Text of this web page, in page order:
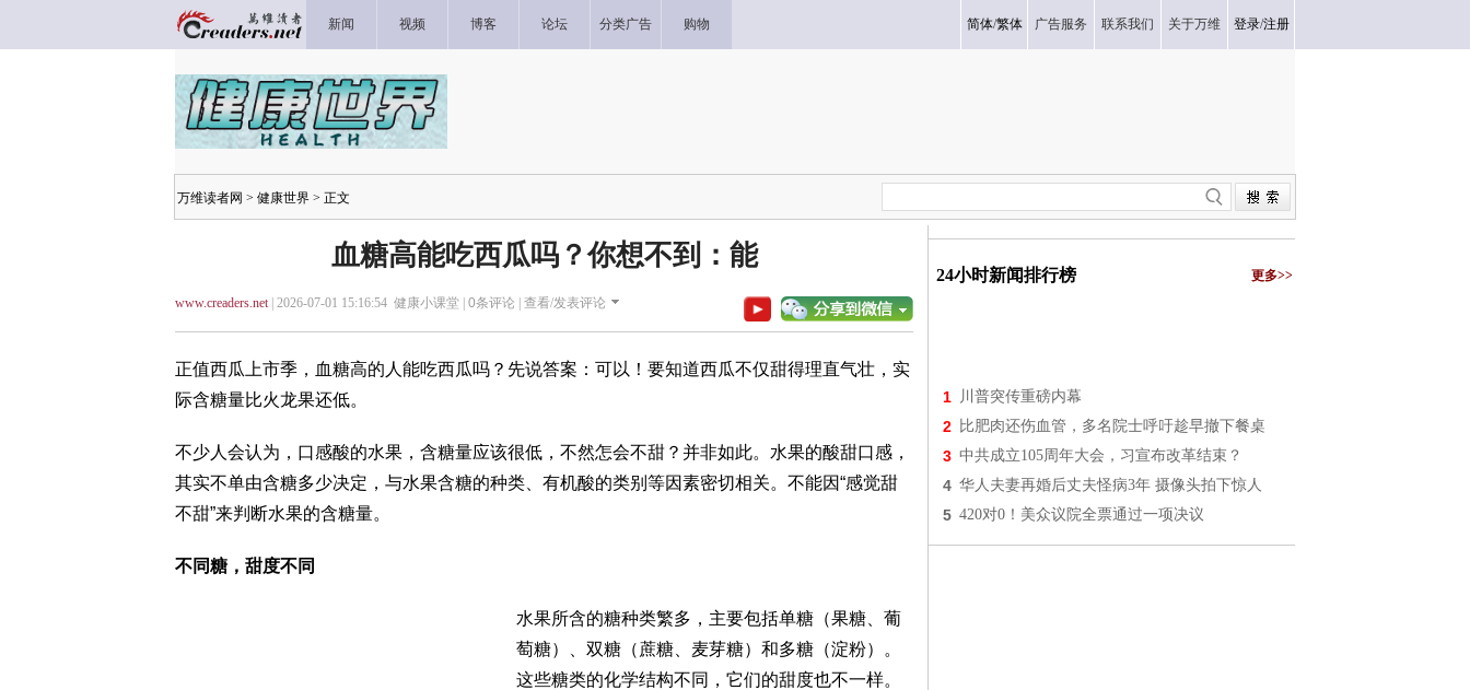
新闻 视频 博客 论坛 分类广告 购物 简体/繁体 广告服务 联系我们 关于万维 登录/注册
万维读者网 > 健康世界 > 正文
血糖高能吃西瓜吗？你想不到：能
www.creaders.net| 2026-07-01 15:16:54 健康小课堂 | 0条评论 | 查看/发表评论
正值西瓜上市季，血糖高的人能吃西瓜吗？先说答案：可以！要知道西瓜不仅甜得理直气壮，实
际含糖量比火龙果还低。
不少人会认为，口感酸的水果，含糖量应该很低，不然怎会不甜？并非如此。水果的酸甜口感，
其实不单由含糖多少决定，与水果含糖的种类、有机酸的类别等因素密切相关。不能因“感觉甜
不甜”来判断水果的含糖量。
不同糖，甜度不同
水果所含的糖种类繁多，主要包括单糖（果糖、葡
萄糖）、双糖（蔗糖、麦芽糖）和多糖（淀粉）。
这些糖类的化学结构不同，它们的甜度也不一样。
24小时新闻排行榜 更多>>
1 川普突传重磅内幕
2 比肥肉还伤血管，多名院士呼吁趁早撤下餐桌
3 中共成立105周年大会，习宣布改革结束？
4 华人夫妻再婚后丈夫怪病3年 摄像头拍下惊人
5 420对0！美众议院全票通过一项决议